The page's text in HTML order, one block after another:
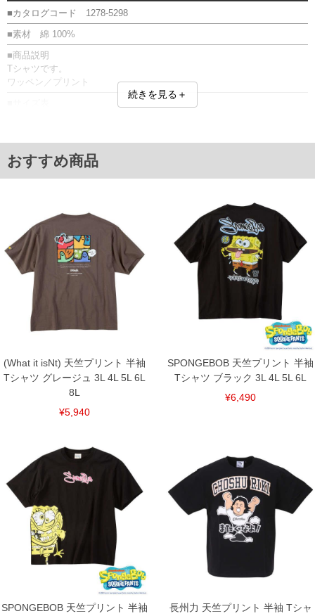
■カタログコード 1278-5298
■素材 綿 100%
■商品説明
Tシャツです。
ワッペン／プリント
4L/140/80/140/60/25
5L/150/82/150/62/26
6L/160/84/160/64/27
※【返品交換について】
返品交換希望の方は、商品到着後1週間以内にご連絡ください。
下着(肌着)やワイシャツは商品の性質上、返品交換不可とさせて頂いております。予め
ご了承くださいませ。
※【ボトムの裾上げをご希望の場合】
裾上げ料金は500円+税となります。
備考欄に股下●cmとご記入下さい。（裾上げ無料対象商品は1本につき税込6,000円以
上の品が対象。1本5,999円以下の商品は有料（500円+税）となります。）
出荷まで約1週間～20日間程お時間を頂く場合がございます。
尚、裾上げした商品は返品・交換不可となりますので、予めご了承下さい。
一部、お直しに対応出来ない商品がございます。(例：裾にファスナーや調節ひもが付
※商品によって若干のサイズの誤差がございます。また、お客様がご使用の環境（コ
ンピュータ画面）によって、商品の色味が若干異なる場合がございます。予めご了承
※当店での掲載商品は、実店鋪と在庫を共用しておりますので店頭での売り違い、店
舗からのお取り寄せ等により、お客様にご迷惑をお掛けしてしまう場合がございま
DETAIL
続きを見る＋
おすすめ商品
(What it isNt) 天竺プリント 半袖
Tシャツ グレージュ 3L 4L 5L 6L
8L
¥5,940
SPONGEBOB 天竺プリント 半袖
Tシャツ ブラック 3L 4L 5L 6L
¥6,490
SPONGEBOB 天竺プリント 半袖 長州力 天竺プリント 半袖 Tシャ